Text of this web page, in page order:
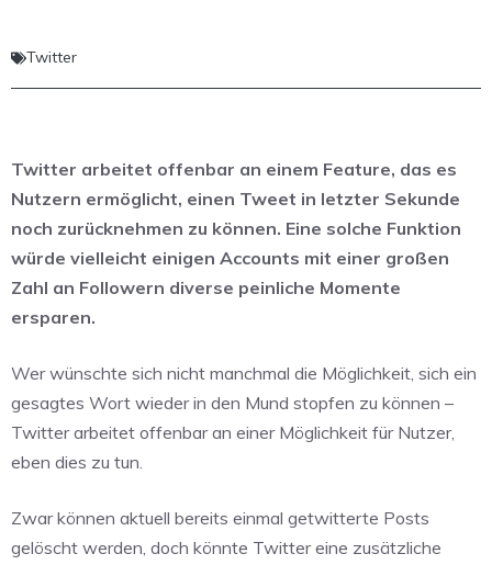
Twitter
Twitter arbeitet offenbar an einem Feature, das es
Nutzern ermöglicht, einen Tweet in letzter Sekunde
noch zurücknehmen zu können. Eine solche Funktion
würde vielleicht einigen Accounts mit einer großen
Zahl an Followern diverse peinliche Momente
ersparen.
Wer wünschte sich nicht manchmal die Möglichkeit, sich ein
gesagtes Wort wieder in den Mund stopfen zu können –
Twitter arbeitet offenbar an einer Möglichkeit für Nutzer,
eben dies zu tun.
Zwar können aktuell bereits einmal getwitterte Posts
gelöscht werden, doch könnte Twitter eine zusätzliche